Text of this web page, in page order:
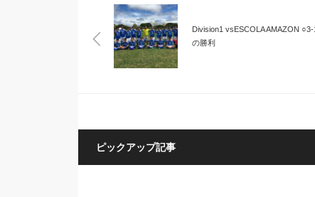
Division1 vsESCOLA AMAZON ○3-
の勝利
ピックアップ記事